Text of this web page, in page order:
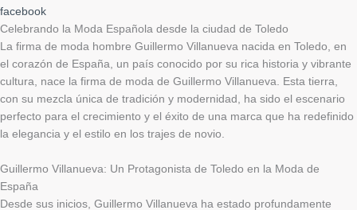
facebook
Celebrando la Moda Española desde la ciudad de Toledo
La firma de moda hombre Guillermo Villanueva nacida en Toledo, en
el corazón de España, un país conocido por su rica historia y vibrante
cultura, nace la firma de moda de Guillermo Villanueva. Esta tierra,
con su mezcla única de tradición y modernidad, ha sido el escenario
perfecto para el crecimiento y el éxito de una marca que ha redefinido
la elegancia y el estilo en los trajes de novio.
Guillermo Villanueva: Un Protagonista de Toledo en la Moda de
España
Desde sus inicios, Guillermo Villanueva ha estado profundamente